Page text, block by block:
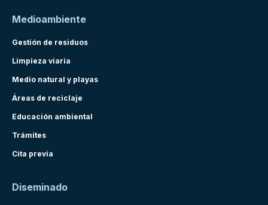
Medioambiente
Gestión de residuos
Limpieza viaria
Medio natural y playas
Áreas de reciclaje
Educación ambiental
Trámites
Cita previa
Diseminado